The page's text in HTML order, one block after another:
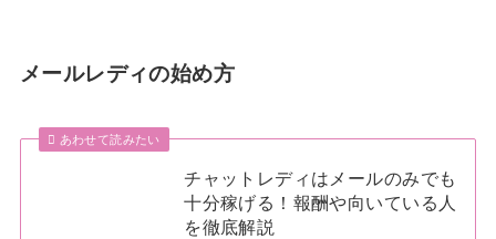
メールレディの始め方
あわせて読みたい
チャットレディはメールのみでも
十分稼げる！報酬や向いている人
を徹底解説